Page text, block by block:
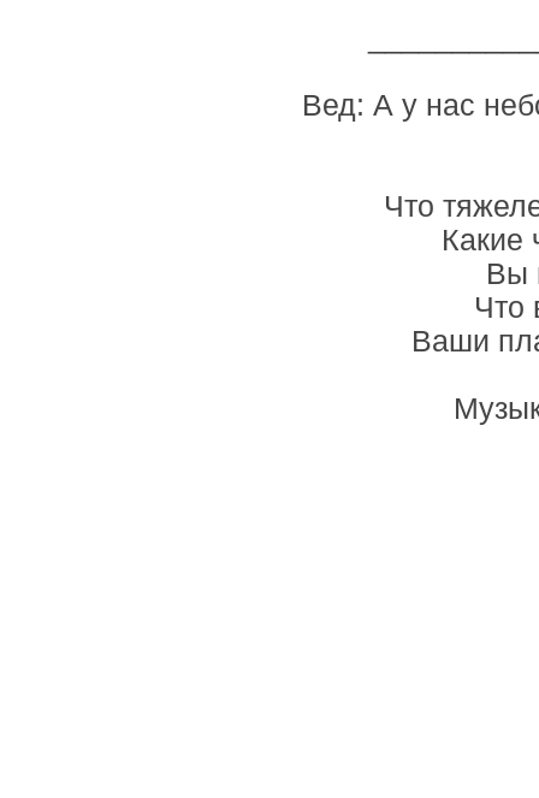
Вед: А у нас
Что
Какие
Вы
Что
Ваши